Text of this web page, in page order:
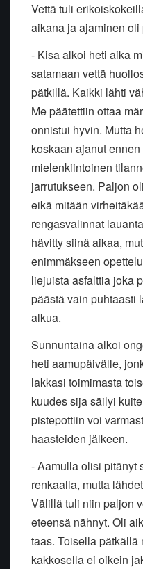
Vettä tuli
aikana ja ajaminen
- Kisa alkoi heti aika
satamaan vettä
pätkillä. Kaikki lähti
Me päätettiin ottaa
onnistui hyvin. Mutta
koskaan ajanut
mielenkiintoinen
jarrutukseen. Paljon
eikä mitään
rengasvalinnat
hävitty siinä aikaa,
enimmäkseen
liejuista asfalttia joka
päästä vain puhtaasti
alkua.
Sunnuntaina alkoi
heti aamupäivälle,
lakkasi toimimasta
kuudes sija säilyi
pistepottiin voi
haasteiden jälkeen.
- Aamulla olisi pitänyt
renkaalla, mutta
Välillä tuli niin paljon
eteensä nähnyt. Oli
taas. Toisella pätkällä
kakkosella ei oikein